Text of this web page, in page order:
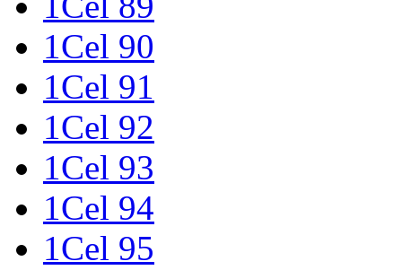
1Cel 90
1Cel 91
1Cel 92
1Cel 93
1Cel 94
1Cel 95